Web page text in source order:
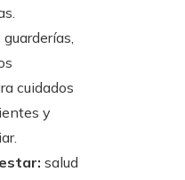
guarderías,
cuidados
y
salud